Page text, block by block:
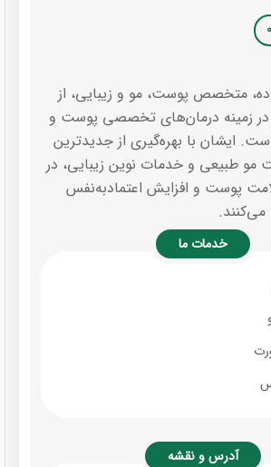
متخصص پوست، مو و زیبایی، از
در زمینه درمان‌های تخصصی پوست و
ایشان با بهره‌گیری از جدیدترین
طبیعی و خدمات نوین زیبایی، در
پوست و افزایش اعتمادبه‌نفس
می‌کنند.
خدمات ما
آدرس و نقشه